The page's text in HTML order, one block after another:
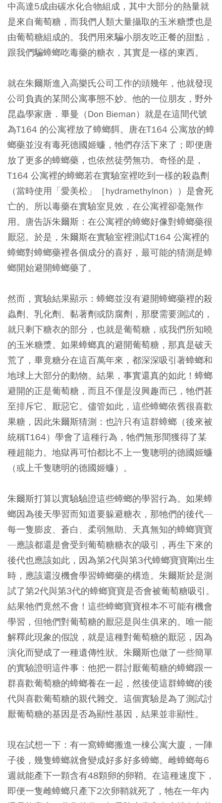
中高達5成由碳水化合物組成，其中大部分的熱量就
是來自葡萄糖，而我們人類大量攝取的玉米糖漿也是
由葡萄糖組成的。我們用來騙小朋友吃正餐的甜點，
跟我們騙蟑螂吃毒藥的糖衣，其實是一樣的東西。
就在朱爾斯進入高樂氏公司工作的頭幾年，他就發現
公司負責的某間公寓事態不妙。他的一位朋友，野外
昆蟲學家唐．畢曼（Don Bieman）就是在這間代號
為T164 的公寓裡放了蟑螂餌。唐在T164 公寓放的蟑
螂藥並沒有毒死德國姬蠊，牠們存活下來了；即便唐
放了更多的蟑螂藥，也依然徒勞無功。奇怪的是，
T164 公寓裡的蟑螂若在實驗室裡吃到一樣的殺蟲劑
（當時使用「愛美松」［hydramethylnon））是會死
亡的。所以毒藥在實驗室見效，在公寓裡卻毫無作
用。唐告訴朱爾斯：在公寓裡的蟑螂好像對蟑螂藥很
厭惡。於是，朱爾斯在實驗室裡測試T164 公寓裡的
蟑螂對蟑螂藥裡各個成分的喜好，最可能的猜測是蟑
螂開始避開蟑螂藥了。
然而，實驗結果顯示：蟑螂並沒有避開蟑螂藥裡的殺
蟲劑、乳化劑、黏著劑或防腐劑，那麼需要測試的，
就只剩下糖衣的部分，也就是葡萄糖，或我們所知曉
的玉米糖漿。如果蟑螂真的避開葡萄糖，那真是破天
荒了，畢竟糖分在這百萬年來，都深深吸引著蟑螂和
地球上大部分的動物。結果，事實還真的如此！蟑螂
避開的正是葡萄糖，而且不僅是沒興趣而已，牠們甚
至排斥它、厭惡它。儘管如此，這些蟑螂依舊很喜歡
果糖，因此朱爾斯猜測：也許只有這群蟑螂（後來被
統稱T164）學會了這種行為，牠們無形間獲得了某
種超能力。地獄再可怕都比不上一隻聰明的德國姬蠊
（或上千隻聰明的德國姬蠊）。
朱爾斯打算以實驗驗證這些蟑螂的學習行為。如果蟑
螂因為後天學習而知道要躲避糖衣，那牠們的後代—
每一隻膨皮、蒼白、柔弱無助、天真無知的蟑螂寶寶
—應該都還是會受到葡萄糖糖衣的吸引，再生下來的
後代也應該如此，因為第2代與第3代蟑螂寶寶剛出生
時，應該還沒機會學習蟑螂藥的構造。朱爾斯於是測
試了第2代與第3代的蟑螂寶寶是否會被葡萄糖吸引。
結果牠們竟然不會！這些蟑螂寶寶根本不可能有機會
學習，但牠們對葡萄糖的厭惡是與生俱來的。唯一能
解釋此現象的假說，就是這種對葡萄糖的厭惡，因為
演化而變成了一種遺傳性狀。朱爾斯也做了一些簡單
的實驗證明這件事：他把一群討厭葡萄糖的蟑螂跟一
群喜歡葡萄糖的蟑螂養在一起，然後使這群蟑螂的後
代與喜歡葡萄糖的親代雜交。這個實驗是為了測試討
厭葡萄糖的基因是否為顯性基因，結果並非顯性。
現在試想一下：有一窩蟑螂搬進一棟公寓大廈，一陣
子後，幾隻蟑螂就會變成好多好多蟑螂。雌蟑螂每6
週就能產下一顆含有48顆卵的卵鞘。在這種速度下，
即便一隻雌蟑螂只產下2次卵鞘就死了，牠在一年內